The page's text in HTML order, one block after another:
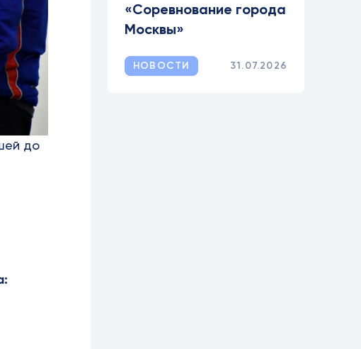
до
«Соревнование города
Москвы»
НОВОСТИ 31.07.2026